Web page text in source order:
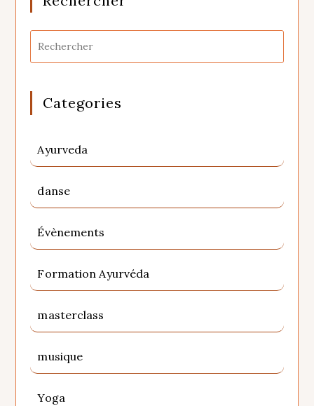
Categories
Ayurveda
danse
Évènements
Formation Ayurvéda
masterclass
musique
Yoga